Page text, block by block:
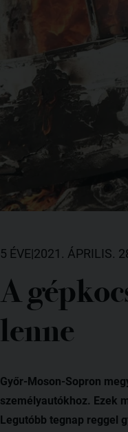
5 ÉVE|2021. ÁPRILIS.
A
lenne
Győr-Moson-Sopron
személyautókhoz. Ezek
Legutóbb tegnap reggel